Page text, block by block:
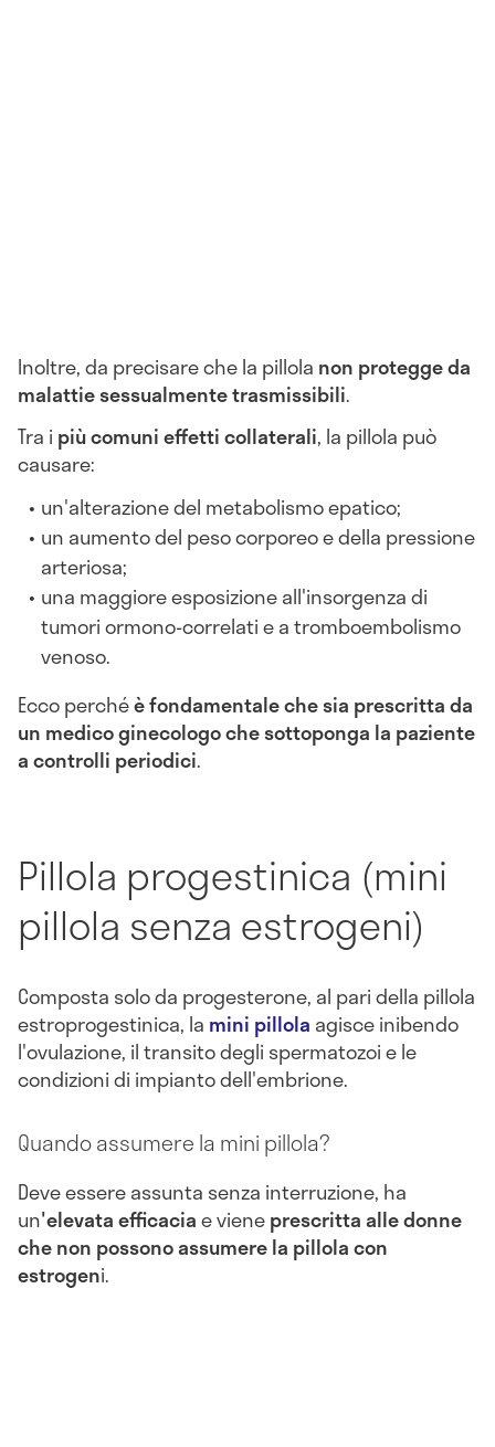
Inoltre, da precisare che la pillola non protegge da
malattie sessualmente trasmissibili.
Tra i più comuni effetti collaterali, la pillola può
causare:
un'alterazione del metabolismo epatico;
un aumento del peso corporeo e della pressione
arteriosa;
una maggiore esposizione all'insorgenza di
tumori ormono-correlati e a tromboembolismo
venoso.
Ecco perchéè fondamentale che sia prescritta da
un medico ginecologo che sottoponga la paziente
a controlli periodici.
Pillola progestinica (mini
pillola senza estrogeni)
Composta solo da progesterone, al pari della pillola
estroprogestinica, la mini pillola agisce inibendo
l'ovulazione, il transito degli spermatozoi e le
condizioni di impianto dell'embrione.
Quando assumere la mini pillola?
Deve essere assunta senza interruzione, ha
un'elevata efficaciae vieneprescritta alle donne
che non possono assumere la pillola con
estrogeni.